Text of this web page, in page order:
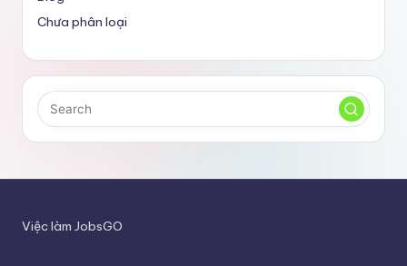
Chưa phân loại
Việc làm JobsGO